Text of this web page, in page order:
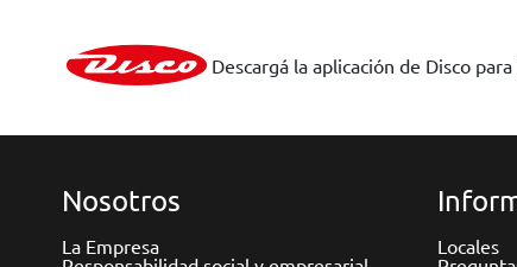
Descargá la aplicación de Disco
Nosotros
La Empresa
Locales